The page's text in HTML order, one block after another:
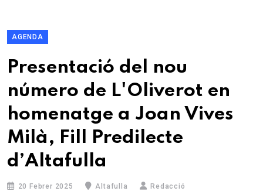
AGENDA
Presentació del nou
número de L'Oliverot en
homenatge a Joan Vives
Milà, Fill Predilecte
d’Altafulla
20 Febrer 2025 Altafulla Redacció